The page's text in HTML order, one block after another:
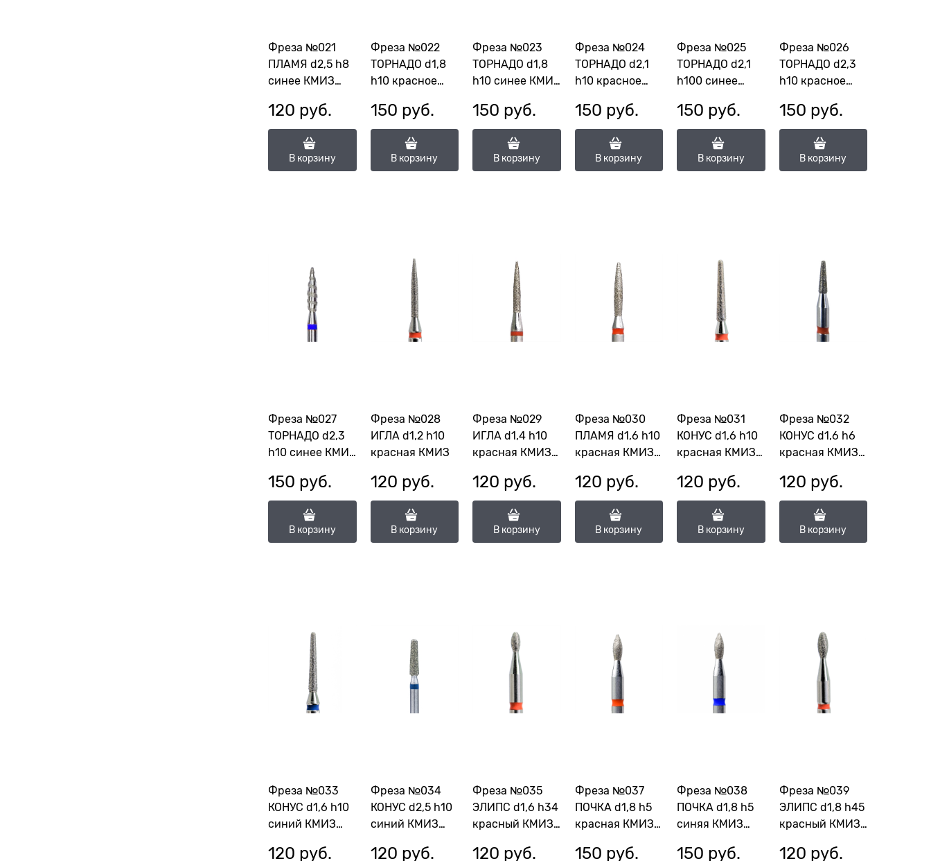
Фреза №021
ПЛАМЯ d2,5 h8
синее КМИЗ
(ГСАП-2,5П-8,0С)
120 руб.
В корзину
Фреза №022
ТОРНАДО d1,8
h10 красное
(ГСАПС-1,8-
10М)
150 руб.
В корзину
Фреза №023
ТОРНАДО d1,8
h10 синее КМИЗ
(ФАПТ-1,8-10С)
150 руб.
В корзину
Фреза №024
ТОРНАДО d2,1
h10 красное
(ГСАПС,1-10М)
150 руб.
В корзину
Фреза №025
ТОРНАДО d2,1
h100 синее
(ГСАПС-2,1-10С)
150 руб.
В корзину
Фреза №026
ТОРНАДО d2,3
h10 красное
(ГСПАС-2,3-
10М)
150 руб.
В корзину
Фреза №027
ТОРНАДО d2,3
h10 синее КМИЗ
(ГСАПС-2,3-
10С)
150 руб.
В корзину
Фреза №028
ИГЛА d1,2 h10
красная КМИЗ
120 руб.
В корзину
Фреза №029
ИГЛА d1,4 h10
красная КМИЗ
(ГСАИ-1,4П-10М)
120 руб.
В корзину
Фреза №030
ПЛАМЯ d1,6 h10
красная КМИЗ
(ГСАП-1,6П-10М)
120 руб.
В корзину
Фреза №031
КОНУС d1,6 h10
красная КМИЗ
(ГСАКС-1,6-10М)
120 руб.
В корзину
Фреза №032
КОНУС d1,6 h6
красная КМИЗ
(ГСАКС-1,6П-6М)
120 руб.
В корзину
Фреза №033
КОНУС d1,6 h10
синий КМИЗ
(ГСАКС-1,6П-10С)
120 руб.
Фреза №034
КОНУС d2,5 h10
синий КМИЗ
(ГСАКС-2,5П-10С)
120 руб.
Фреза №035
ЭЛИПС d1,6 h34
красный КМИЗ
(ГСАЭ-1,6П-3,4М)
120 руб.
Фреза №037
ПОЧКА d1,8 h5
красная КМИЗ
1,8-5М)
150 руб.
Фреза №038
ПОЧКА d1,8 h5
синяя КМИЗ
1,8-5С)
150 руб.
Фреза №039
ЭЛИПС d1,8 h45
красный КМИЗ
(ГСАЭ-1,8П-4,5М)
120 руб.